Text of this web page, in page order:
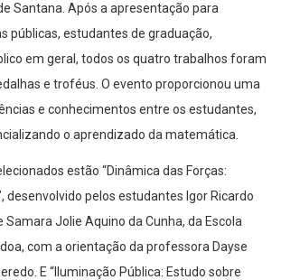
Santana. Após a apresentação para
públicas, estudantes de graduação,
em geral, todos os quatro trabalhos foram
e troféus. O evento proporcionou uma
e conhecimentos entre os estudantes,
o aprendizado da matemática.
estão “Dinâmica das Forças:
desenvolvido pelos estudantes Igor Ricardo
Samara Jolie Aquino da Cunha, da Escola
com a orientação da professora Dayse
E “Iluminação Pública: Estudo sobre